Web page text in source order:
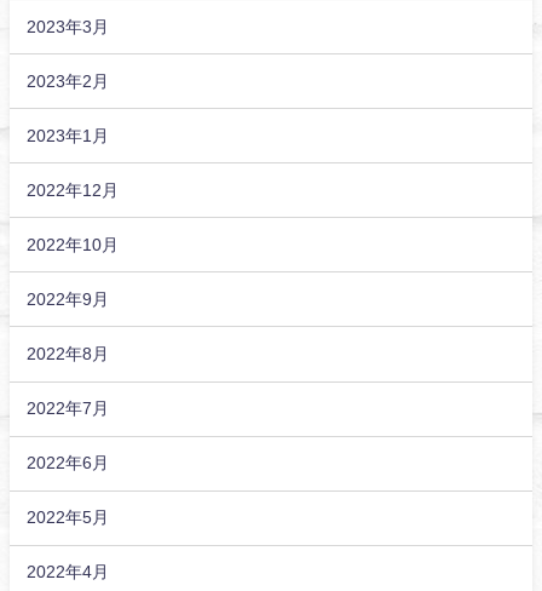
2023年3月
2023年2月
2023年1月
2022年12月
2022年10月
2022年9月
2022年8月
2022年7月
2022年6月
2022年5月
2022年4月